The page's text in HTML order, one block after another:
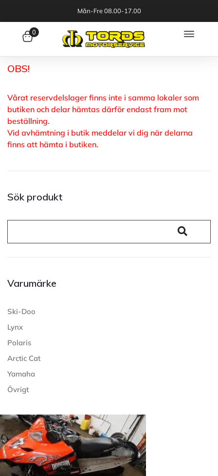
Mån-Fre 08.00-17.00
0
OBS!
Vårat reservdelslager finns inte i samma lokaler som
butiken och delar hämtas därför endast fram mot
beställning.
Vid avhämtning i butik meddelar vi dig när delarna
finns att hämta i butiken.
Sök produkt
Varumärke
Ski-Doo
Lynx
Polaris
Arctic Cat
Yamaha
Övrigt